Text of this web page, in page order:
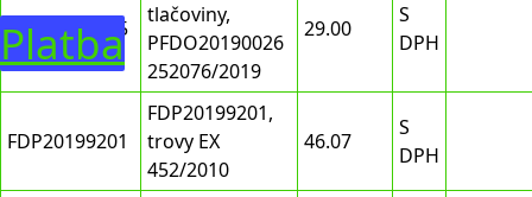
Platba
FDR20190455
tlačoviny,
PFDO20190026
252076/2019
29.00
S
DPH
FDP20199201
FDP20199201,
trovy EX
452/2010
46.07
S
DPH